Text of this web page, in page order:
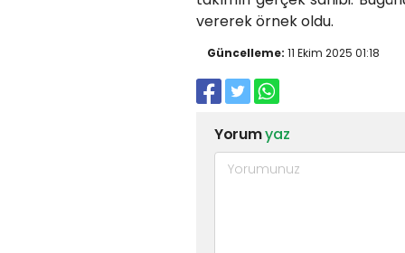
vererek örnek oldu.
Güncelleme: 11 Ekim 2025 01:18
Yorumyaz